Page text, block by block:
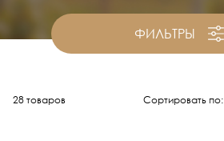
ФИЛЬТРЫ
28 товаров Сортировать по: